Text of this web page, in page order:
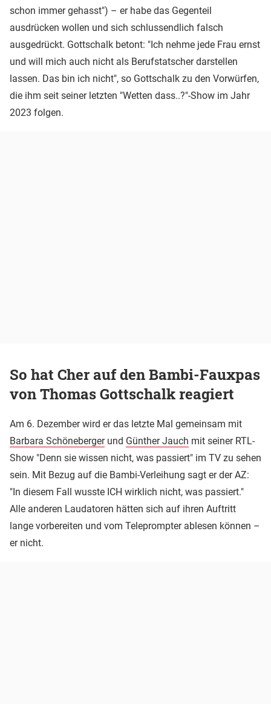
schon immer gehasst") – er habe das Gegenteil
ausdrücken wollen und sich schlussendlich falsch
ausgedrückt. Gottschalk betont: "Ich nehme jede Frau ernst
und will mich auch nicht als Berufstatscher darstellen
lassen. Das bin ich nicht", so Gottschalk zu den Vorwürfen,
die ihm seit seiner letzten "Wetten dass..?"-Show im Jahr
2023 folgen.
So hat Cher auf den Bambi-Fauxpas
von Thomas Gottschalk reagiert
Am 6. Dezember wird er das letzte Mal gemeinsam mit
Barbara Schönebergerund Günther Jauch mit seiner RTL-
Show "Denn sie wissen nicht, was passiert" im TV zu sehen
sein. Mit Bezug auf die Bambi-Verleihung sagt er der AZ:
"In diesem Fall wusste ICH wirklich nicht, was passiert."
Alle anderen Laudatoren hätten sich auf ihren Auftritt
lange vorbereiten und vom Teleprompter ablesen können –
er nicht.